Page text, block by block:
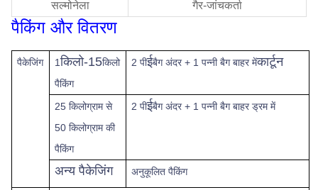
सल्मोनेला
गैर-जांचकर्ता
पैकिंग और वितरण
पैकेजिंग 1किलो-15किलो
पैकिंग
2 पीईबैग अंदर + 1 पन्नी बैग बाहर मेंकार्टून
25 किलोग्राम से
50 किलोग्राम की
पैकिंग
2 पीईबैग अंदर + 1 पन्नी बैग बाहर ड्रम में
अन्य पैकेजिंग अनुकूलित पैकिंग